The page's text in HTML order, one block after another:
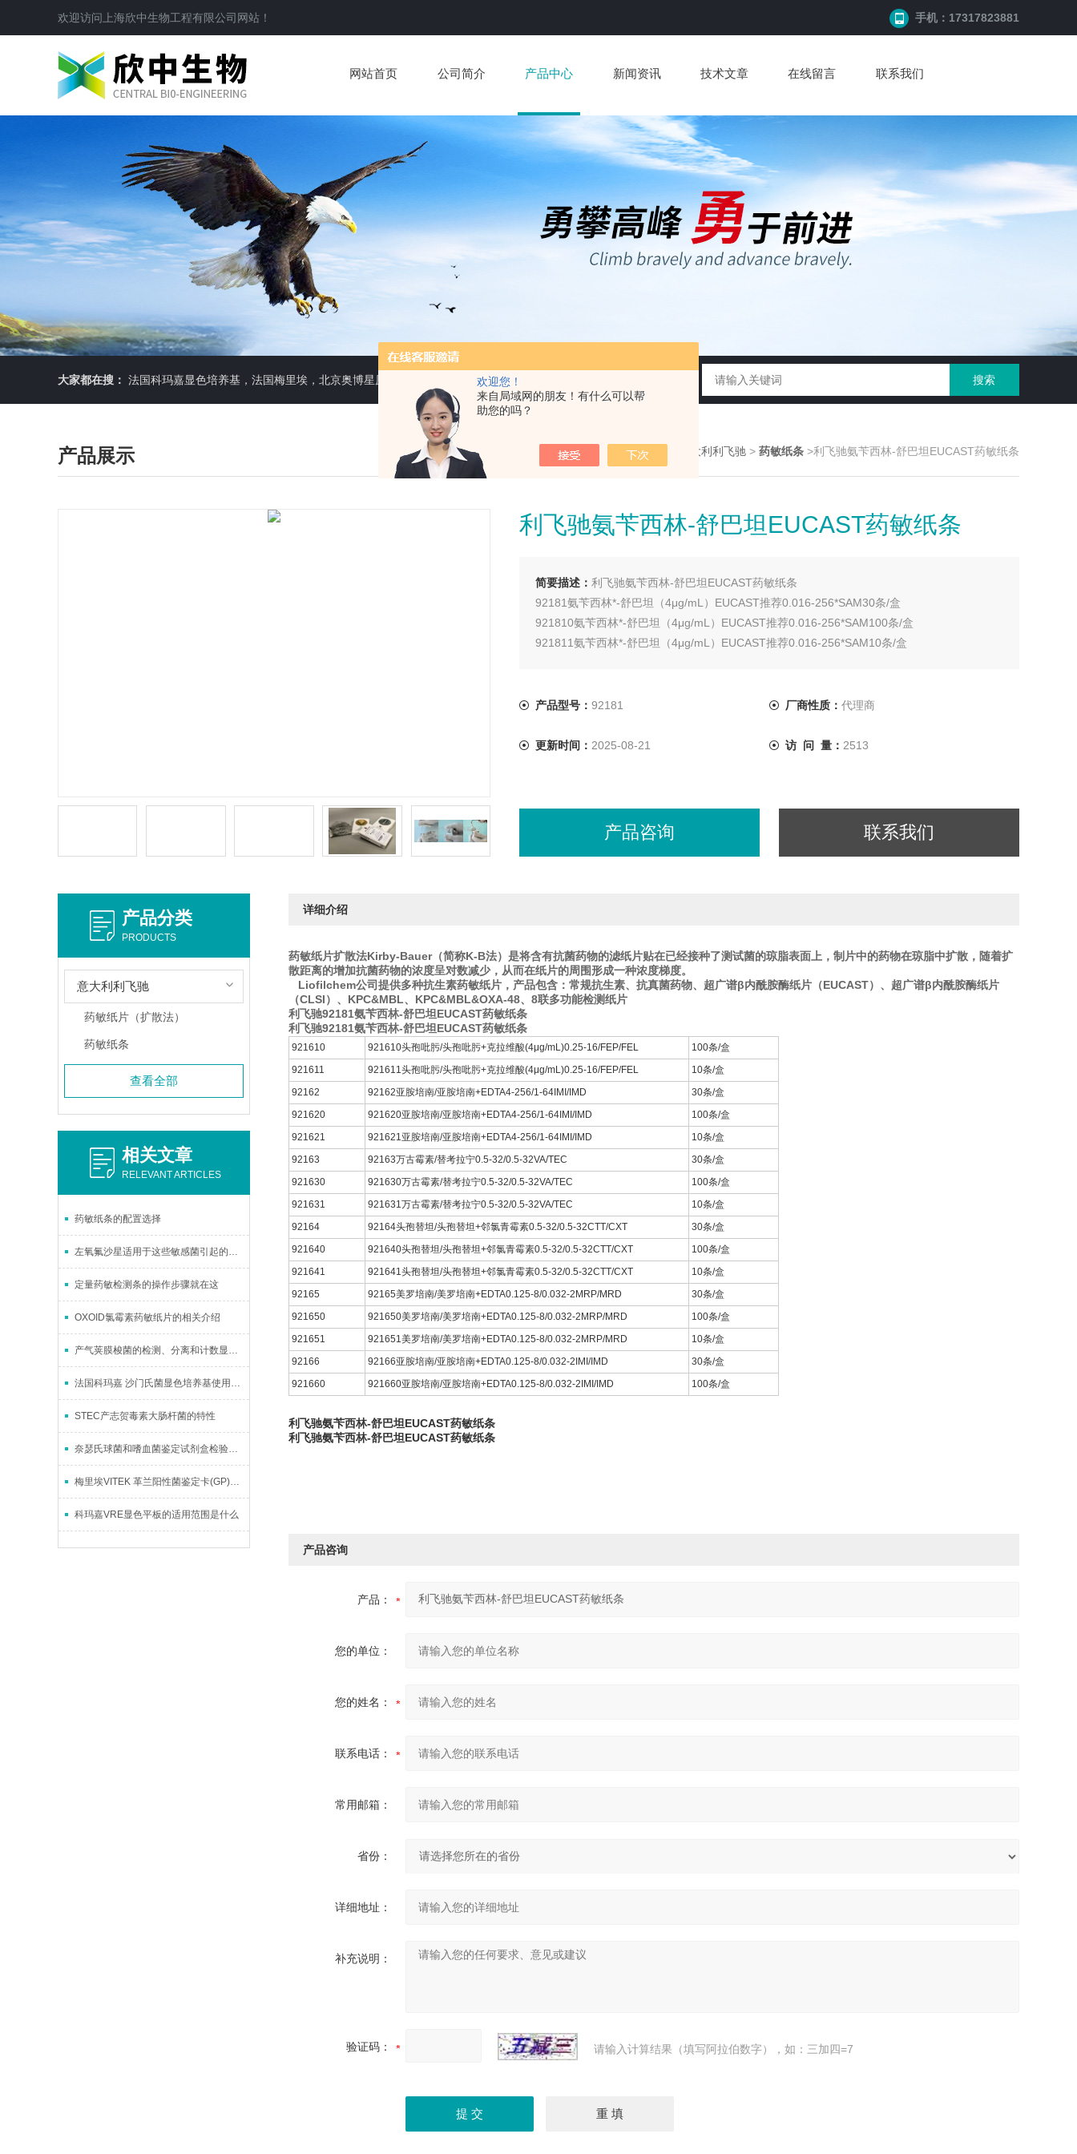
欢迎您！
来自局域网的朋友！有什么可以帮
助您的吗？
欢迎访问 上海欣中生物工程有限公司 网站！ 手机：17317823881
网站首页 公司简介 产品中心 新闻资讯 技术文章 在线留言 联系我们
大家都在搜： 法国科玛嘉显色培养基，法国梅里埃，北京奥博星原料培养基，英国OXOID，意大利利飞驰E-TEXT药敏纸条，COPAN运送培养基，即用性平板（血琼脂平板,Baird-Parker琼脂平板等），药典平板（TSA，SDA等）
产品展示 您现在的位置：>首页 产品展示 意大利利飞驰 > 药敏纸条 >利飞驰氨苄西林-舒巴坦EUCAST药敏纸条
利飞驰氨苄西林-舒巴坦EUCAST药敏纸条
简要描述： 利飞驰氨苄西林-舒巴坦EUCAST药敏纸条
92181氨苄西林*-舒巴坦（4μg/mL）EUCAST推荐0.016-256*SAM30条/盒
921810氨苄西林*-舒巴坦（4μg/mL）EUCAST推荐0.016-256*SAM100条/盒
921811氨苄西林*-舒巴坦（4μg/mL）EUCAST推荐0.016-256*SAM10条/盒
产品型号： 92181 厂商性质： 代理商
更新时间： 2025-08-21 访 问 量： 2513
产品咨询 联系我们
产品分类
PRODUCTS
意大利利飞驰
药敏纸片（扩散法）
药敏纸条
查看全部
相关文章
RELEVANT ARTICLES
药敏纸条的配置选择
左氧氟沙星适用于这些敏感菌引起的治疗
定量药敏检测条的操作步骤就在这
OXOID氯霉素药敏纸片的相关介绍
产气荚膜梭菌的检测、分离和计数显色培养基的储存条件
法国科玛嘉 沙门氏菌显色培养基使用说明
STEC产志贺毒素大肠杆菌的特性
奈瑟氏球菌和嗜血菌鉴定试剂盒检验原理
梅里埃VITEK 革兰阳性菌鉴定卡(GP)的应用与优势
科玛嘉VRE显色平板的适用范围是什么
详细介绍
药敏纸片扩散法Kirby-Bauer（简称K-B法）是将含有抗菌药物的滤纸片贴在已经接种了测试菌的琼脂表面上，制片中的药物在琼脂中扩散，随着扩
散距离的增加抗菌药物的浓度呈对数减少，从而在纸片的周围形成一种浓度梯度。
Liofilchem公司提供多种抗生素药敏纸片，产品包含：常规抗生素、抗真菌药物、超广谱β内酰胺酶纸片（EUCAST）、超广谱β内酰胺酶纸片
（CLSI）、KPC&MBL、KPC&MBL&OXA-48、8联多功能检测纸片
利飞驰92181氨苄西林-舒巴坦EUCAST药敏纸条
利飞驰92181氨苄西林-舒巴坦EUCAST药敏纸条
921610 921610头孢吡肟/头孢吡肟+克拉维酸(4μg/mL)0.25-16/FEP/FEL
100条/盒
921611
921611头孢吡肟/头孢吡肟+克拉维酸(4μg/mL)0.25-16/FEP/FEL
10条/盒
92162
92162亚胺培南/亚胺培南+EDTA4-256/1-64IMI/IMD
30条/盒
921620
921620亚胺培南/亚胺培南+EDTA4-256/1-64IMI/IMD
100条/盒
921621
921621亚胺培南/亚胺培南+EDTA4-256/1-64IMI/IMD
10条/盒
92163
92163万古霉素/替考拉宁0.5-32/0.5-32VA/TEC
30条/盒
921630
921630万古霉素/替考拉宁0.5-32/0.5-32VA/TEC
100条/盒
921631
921631万古霉素/替考拉宁0.5-32/0.5-32VA/TEC
10条/盒
92164
92164头孢替坦/头孢替坦+邻氯青霉素0.5-32/0.5-32CTT/CXT
30条/盒
921640
921640头孢替坦/头孢替坦+邻氯青霉素0.5-32/0.5-32CTT/CXT
100条/盒
921641
921641头孢替坦/头孢替坦+邻氯青霉素0.5-32/0.5-32CTT/CXT
10条/盒
92165
92165美罗培南/美罗培南+EDTA0.125-8/0.032-2MRP/MRD
30条/盒
921650
921650美罗培南/美罗培南+EDTA0.125-8/0.032-2MRP/MRD
100条/盒
921651
921651美罗培南/美罗培南+EDTA0.125-8/0.032-2MRP/MRD
10条/盒
92166
92166亚胺培南/亚胺培南+EDTA0.125-8/0.032-2IMI/IMD
30条/盒
921660
921660亚胺培南/亚胺培南+EDTA0.125-8/0.032-2IMI/IMD 100条/盒
利飞驰氨苄西林-舒巴坦EUCAST药敏纸条
利飞驰氨苄西林-舒巴坦EUCAST药敏纸条
产品咨询
产品：
您的单位：
您的姓名：
联系电话：
常用邮箱：
省份：
详细地址：
补充说明：
验证码： 请输入计算结果（填写阿拉伯数字），如：三加四=7